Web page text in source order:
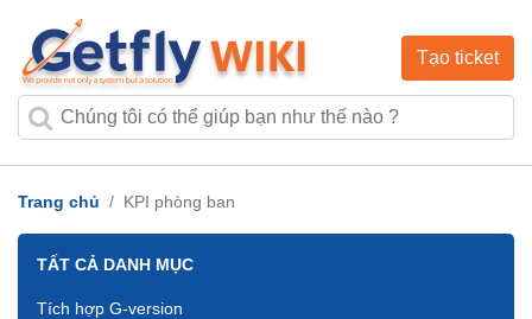
Tạo ticket
Trang chủ KPI phòng ban
TẤT CẢ DANH MỤC
Tích hợp G-version